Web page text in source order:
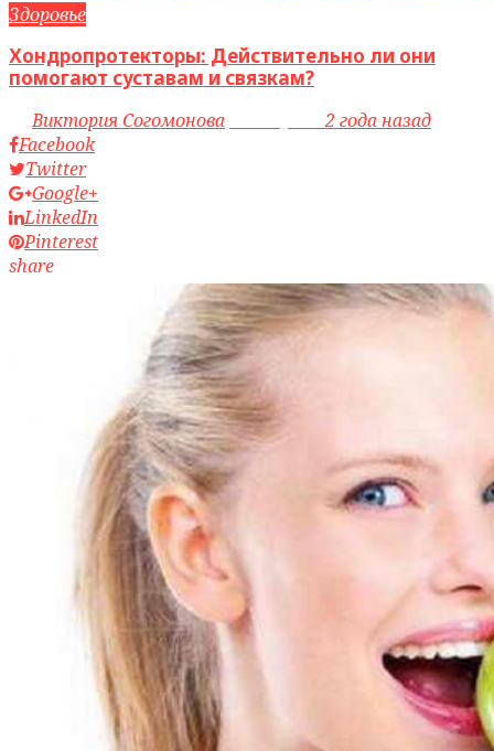
Здоровье
Хондропротекторы: Действительно ли они
помогают суставам и связкам?
byВиктория Согомонова access_time2 года назад
Facebook
Twitter
Google+
LinkedIn
Pinterest
share